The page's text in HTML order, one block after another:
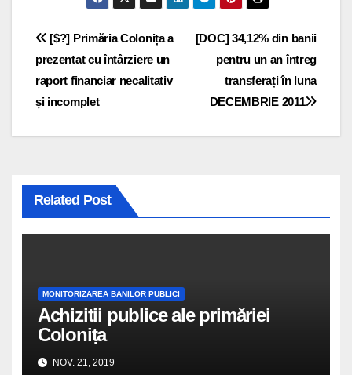
Navigare
în
articole
[DOC] 34,12% din banii
pentru un an întreg
transferați în luna
DECEMBRIE 2011
[$?] Primăria Colonița a
prezentat cu întârziere un
raport financiar necalitativ
și incomplet
Related Post
MONITORIZAREA BANILOR PUBLICI
Achizitii publice ale primăriei
Colonița
NOV. 21, 2019